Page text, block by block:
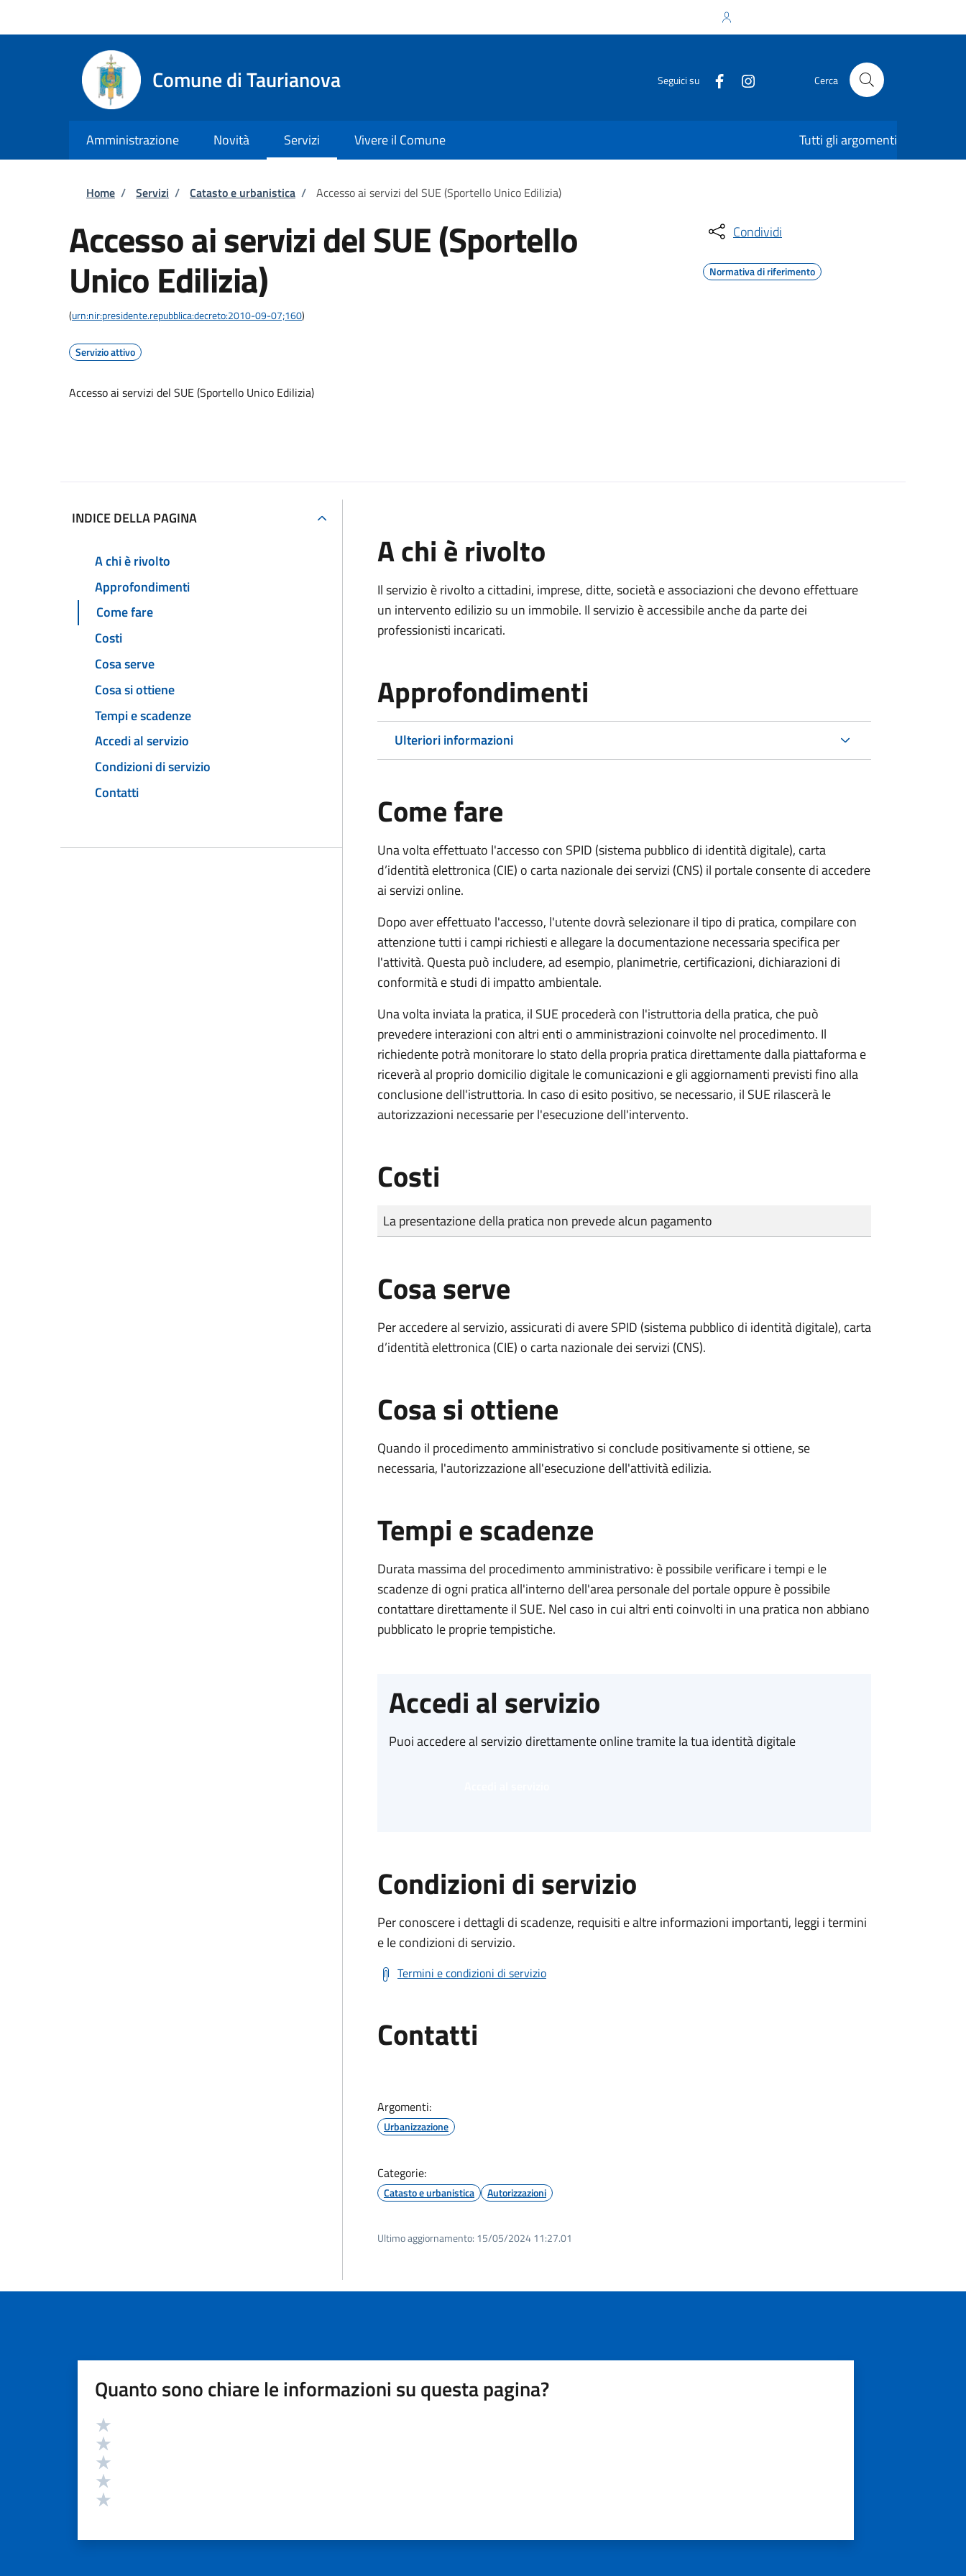
Comune di Taurianova Seguici su Cerca
Amministrazione Novità Servizi Vivere il Comune Tutti gli argomenti
Briciole di pane
Home / Servizi / Catasto e urbanistica / Accesso ai servizi del SUE (Sportello Unico Edilizia)
Accesso ai servizi del SUE (Sportello
Unico Edilizia)
(urn:nir:presidente.repubblica:decreto:2010-09-07;160)
Servizio attivo
Accesso ai servizi del SUE (Sportello Unico Edilizia)
Condividi
Normativa di riferimento
INDICE DELLA PAGINA
A chi è rivolto
Approfondimenti
Come fare
Costi
Cosa serve
Cosa si ottiene
Tempi e scadenze
Accedi al servizio
Condizioni di servizio
Contatti
A chi è rivolto
Il servizio è rivolto a cittadini, imprese, ditte, società e associazioni che devono effettuare
un intervento edilizio su un immobile. Il servizio è accessibile anche da parte dei
professionisti incaricati.
Approfondimenti
Ulteriori informazioni
Come fare
Una volta effettuato l'accesso con SPID (sistema pubblico di identità digitale), carta
d’identità elettronica (CIE) o carta nazionale dei servizi (CNS) il portale consente di accedere
ai servizi online.
Dopo aver effettuato l'accesso, l'utente dovrà selezionare il tipo di pratica, compilare con
attenzione tutti i campi richiesti e allegare la documentazione necessaria specifica per
l'attività. Questa può includere, ad esempio, planimetrie, certificazioni, dichiarazioni di
conformità e studi di impatto ambientale.
Una volta inviata la pratica, il SUE procederà con l'istruttoria della pratica, che può
prevedere interazioni con altri enti o amministrazioni coinvolte nel procedimento. Il
richiedente potrà monitorare lo stato della propria pratica direttamente dalla piattaforma e
riceverà al proprio domicilio digitale le comunicazioni e gli aggiornamenti previsti fino alla
conclusione dell'istruttoria. In caso di esito positivo, se necessario, il SUE rilascerà le
autorizzazioni necessarie per l'esecuzione dell'intervento.
Costi
Tipo di pagamento
Importo
La presentazione della pratica non prevede alcun pagamento
Cosa serve
Per accedere al servizio, assicurati di avere SPID (sistema pubblico di identità digitale), carta
d’identità elettronica (CIE) o carta nazionale dei servizi (CNS).
Cosa si ottiene
Quando il procedimento amministrativo si conclude positivamente si ottiene, se
necessaria, l'autorizzazione all'esecuzione dell'attività edilizia.
Tempi e scadenze
Durata massima del procedimento amministrativo: è possibile verificare i tempi e le
scadenze di ogni pratica all'interno dell'area personale del portale oppure è possibile
contattare direttamente il SUE. Nel caso in cui altri enti coinvolti in una pratica non abbiano
pubblicato le proprie tempistiche.
Accedi al servizio
Puoi accedere al servizio direttamente online tramite la tua identità digitale
Condizioni di servizio
Per conoscere i dettagli di scadenze, requisiti e altre informazioni importanti, leggi i termini
e le condizioni di servizio.
Termini e condizioni di servizio
Contatti
Argomenti:
Urbanizzazione
Categorie:
Catasto e urbanistica Autorizzazioni
Ultimo aggiornamento: 15/05/2024 11:27.01
Quanto sono chiare le informazioni su questa pagina?
Valutazione